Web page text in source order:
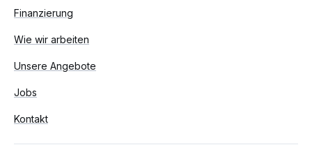
Finanzierung
Wie wir arbeiten
Unsere Angebote
Jobs
Kontakt